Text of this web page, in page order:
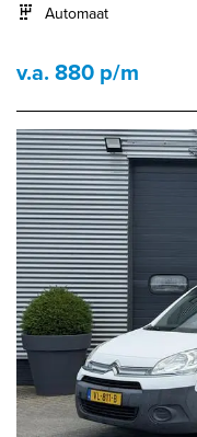
Automaat
v.a. 880 p/m